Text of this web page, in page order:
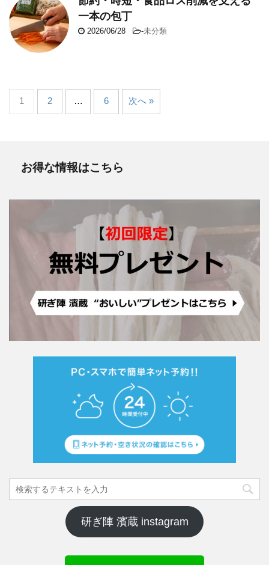
一本の包丁
2026/06/28 -未分類
1 2 … 6 次へ »
お得な情報はこちら
研ぎ陣 濱蔵 instagram